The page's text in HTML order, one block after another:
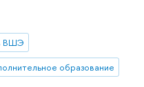
ВШЭ
образование